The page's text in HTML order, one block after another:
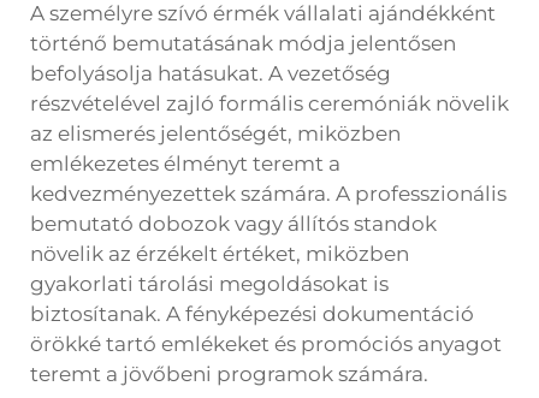
A személyre szívó érmék vállalati ajándékként
történő bemutatásának módja jelentősen
befolyásolja hatásukat. A vezetőség
részvételével zajló formális ceremóniák növelik
az elismerés jelentőségét, miközben
emlékezetes élményt teremt a
kedvezményezettek számára. A professzionális
bemutató dobozok vagy állítós standok
növelik az érzékelt értéket, miközben
gyakorlati tárolási megoldásokat is
biztosítanak. A fényképezési dokumentáció
örökké tartó emlékeket és promóciós anyagot
teremt a jövőbeni programok számára.